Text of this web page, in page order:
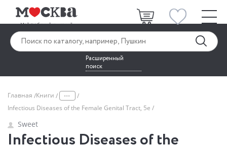
Расширенный
поиск
Главная Книги ...
Infectious Diseases of the Female Genital Tract, 5e
Sweet
Infectious Diseases of the